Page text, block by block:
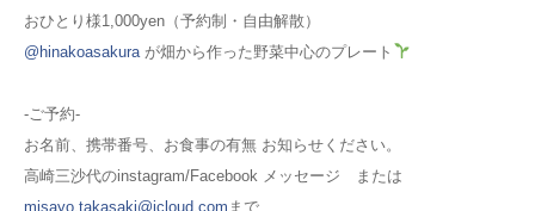
おひとり様1,000yen（予約制・自由解散）
@hinakoasakura が畑から作った野菜中心のプレート
-ご予約-
お名前、携帯番号、お食事の有無 お知らせください。
高崎三沙代のinstagram/Facebook メッセージ または
misayo.takasaki@icloud.com まで